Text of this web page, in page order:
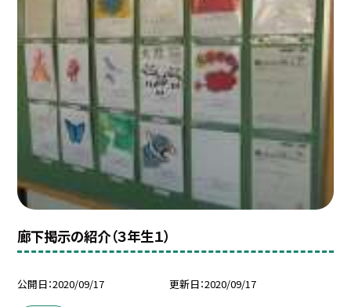
廊下掲示の紹介（３年生１）
公開日 2020/09/17 更新日 2020/09/17